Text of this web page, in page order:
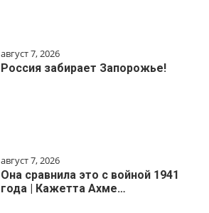
август 7, 2026
Россия забирает Запорожье!
август 7, 2026
Она сравнила это с войной 1941
года | Кажетта Ахме…